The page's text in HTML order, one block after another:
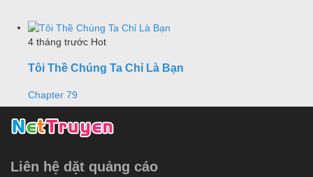
4 tháng trước Hot
Tôi Thề Chúng Ta Chỉ Là Bạn
Chapter 79
Liên hệ dặt quảng cáo